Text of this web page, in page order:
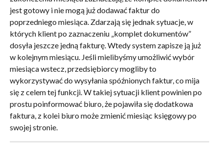
jest gotowy i nie mogą już dodawać faktur do
poprzedniego miesiąca. Zdarzają się jednak sytuacje, w
których klient po zaznaczeniu „komplet dokumentów”
dosyła jeszcze jedną fakturę. Wtedy system zapisze ją już
w kolejnym miesiącu. Jeśli mielibyśmy umożliwić wybór
miesiąca wstecz, przedsiębiorcy mogliby to
wykorzystywać do wysyłania spóźnionych faktur, co mija
się z celem tej funkcji. W takiej sytuacji klient powinien po
prostu poinformować biuro, że pojawiła się dodatkowa
faktura, z kolei biuro może zmienić miesiąc księgowy po
swojej stronie.